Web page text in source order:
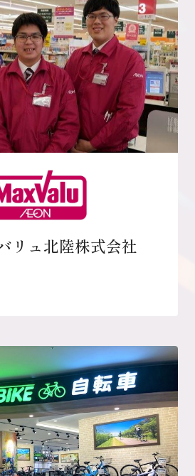
リュ北陸株式会社